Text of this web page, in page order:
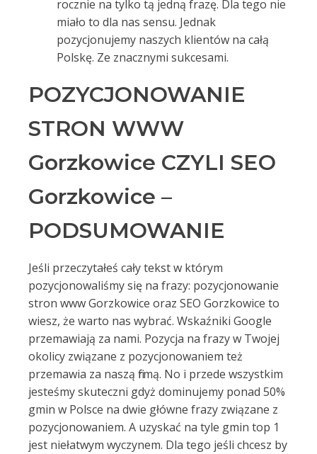
rocznie na tylko tą jedną frazę. Dla tego nie
miało to dla nas sensu. Jednak
pozycjonujemy naszych klientów na całą
Polskę. Ze znacznymi sukcesami.
POZYCJONOWANIE
STRON WWW
Gorzkowice CZYLI SEO
Gorzkowice –
PODSUMOWANIE
Jeśli przeczytałeś cały tekst w którym
pozycjonowaliśmy się na frazy: pozycjonowanie
stron www Gorzkowice oraz SEO Gorzkowice to
wiesz, że warto nas wybrać. Wskaźniki Google
przemawiają za nami. Pozycja na frazy w Twojej
okolicy związane z pozycjonowaniem też
przemawia za naszą firmą. No i przede wszystkim
jesteśmy skuteczni gdyż dominujemy ponad 50%
gmin w Polsce na dwie główne frazy związane z
pozycjonowaniem. A uzyskać na tyle gmin top 1
jest niełatwym wyczynem. Dla tego jeśli chcesz by